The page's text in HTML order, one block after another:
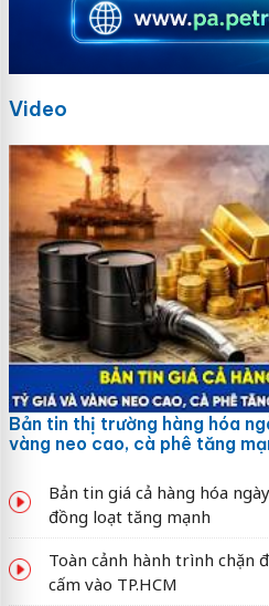
Video
Bản tin thị trường hàng hóa
vàng neo cao, cà phê tăng
Bản tin giá cả hàng hóa
đồng loạt tăng mạnh
Toàn cảnh hành trình chặn
cấm vào TP.HCM